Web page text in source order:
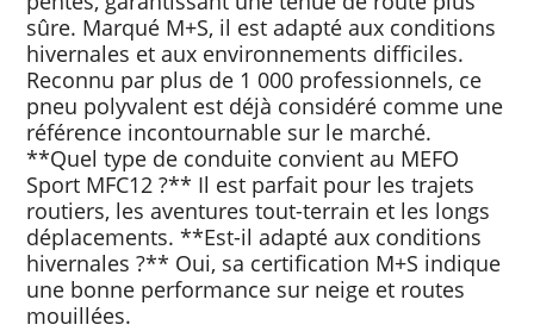
sûre. Marqué M+S, il est adapté aux conditions
hivernales et aux environnements difficiles.
Reconnu par plus de 1 000 professionnels, ce
pneu polyvalent est déjà considéré comme une
référence incontournable sur le marché.
**Quel type de conduite convient au MEFO
Sport MFC12 ?** Il est parfait pour les trajets
routiers, les aventures tout-terrain et les longs
déplacements. **Est-il adapté aux conditions
hivernales ?** Oui, sa certification M+S indique
une bonne performance sur neige et routes
mouillées.